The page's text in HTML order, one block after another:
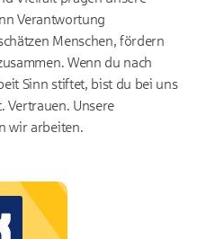
Verantwortung
Menschen, fördern
Wenn du nach
Sinn stiftet, bist du bei uns
Vertrauen. Unsere
wir arbeiten.